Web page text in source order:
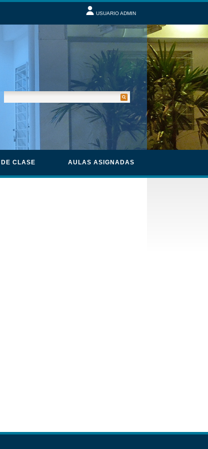
USUARIO ADMIN
CLASE AULAS ASIGNADAS